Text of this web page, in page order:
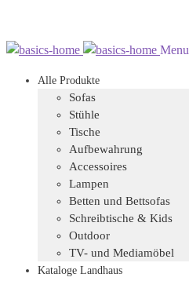
Zur
springen
Zum
springen
Menu
Alle Produkte
Sofas
Stühle
Tische
Aufbewahrung
Accessoires
Lampen
Betten und Bettsofas
Schreibtische & Kids
Outdoor
TV- und Mediamöbel
Kataloge Landhaus